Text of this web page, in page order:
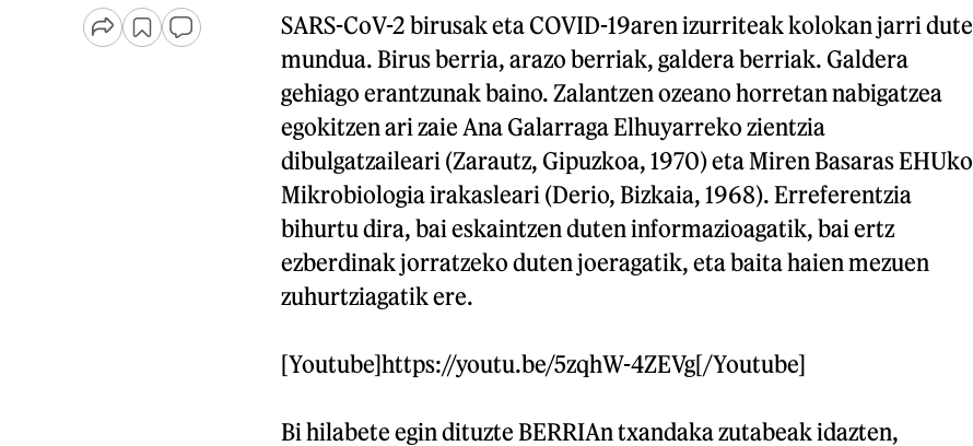
SARS-CoV-2 birusak eta COVID-19aren izurriteak kolokan jarri dute
mundua. Birus berria, arazo berriak, galdera berriak. Galdera
gehiago erantzunak baino. Zalantzen ozeano horretan nabigatzea
egokitzen ari zaie Ana Galarraga Elhuyarreko zientzia
dibulgatzaileari (Zarautz, Gipuzkoa, 1970) eta Miren Basaras EHUko
Mikrobiologia irakasleari (Derio, Bizkaia, 1968). Erreferentzia
bihurtu dira, bai eskaintzen duten informazioagatik, bai ertz
ezberdinak jorratzeko duten joeragatik, eta baita haien mezuen
zuhurtziagatik ere.
[Youtube]https://youtu.be/5zqhW-4ZEVg[/Youtube]
Bi hilabete egin dituzte BERRIAn txandaka zutabeak idazten,